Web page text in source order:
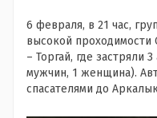
6 февраля, в 21 час,
высокой проходимости
– Торгай, где застряли
мужчин, 1 женщина).
спасателями до